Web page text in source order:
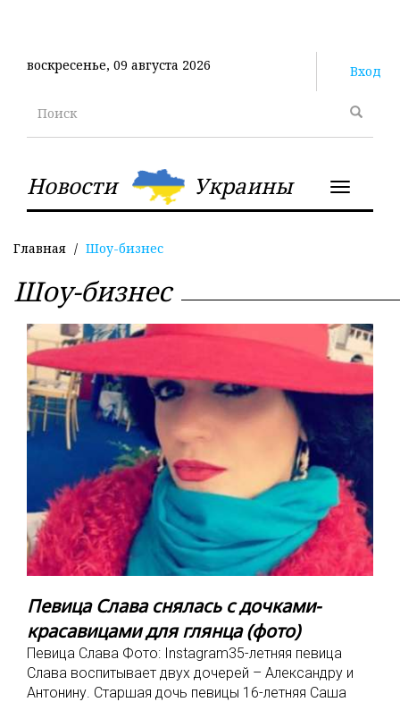
содержанию
воскресенье, 09 августа 2026 Вход
Поиск
Новости Украины
Toggle
Главная Шоу-бизнес
Шоу-бизнес
Певица Слава снялась с дочками-
красавицами для глянца (фото)
Певица Слава Фото: Instagram35-летняя певица
Слава воспитывает двух дочерей – Александру и
Антонину. Старшая дочь певицы 16-летняя Саша